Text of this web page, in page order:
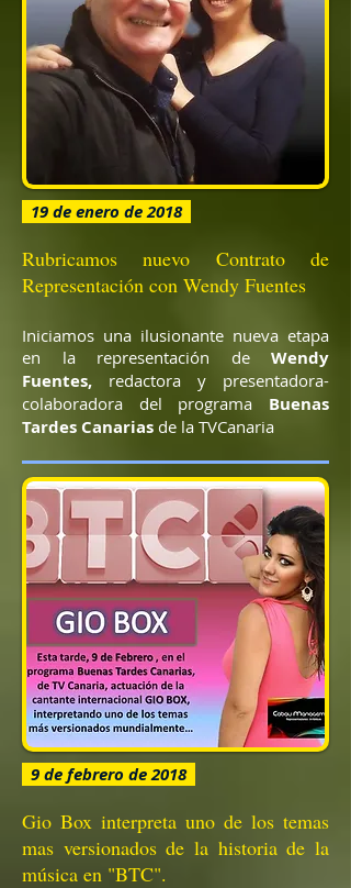
19 de enero de 2018
Rubricamos nuevo Contrato de
Representación con Wendy Fuentes
Iniciamos una ilusionante nueva etapa
en la representación de Wendy
Fuentes, redactora y presentadora-
colaboradora del programa Buenas
Tardes Canarias de la TVCanaria
9 de febrero de 2018
Gio Box interpreta uno de los temas
mas versionados de la historia de la
música en "BTC".